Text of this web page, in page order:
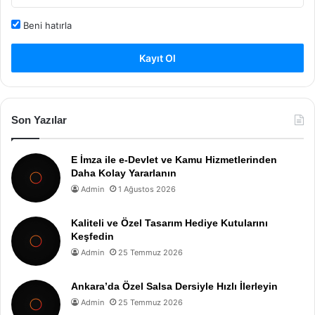
Beni hatırla
Kayıt Ol
Son Yazılar
E İmza ile e-Devlet ve Kamu Hizmetlerinden
Daha Kolay Yararlanın
Admin 1 Ağustos 2026
Kaliteli ve Özel Tasarım Hediye Kutularını
Keşfedin
Admin 25 Temmuz 2026
Ankara’da Özel Salsa Dersiyle Hızlı İlerleyin
Admin 25 Temmuz 2026